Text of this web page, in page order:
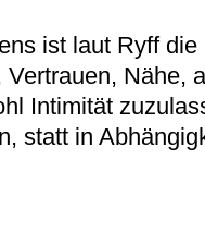
ist laut Ryff
Nähe,
Intimität
statt in